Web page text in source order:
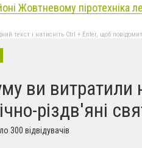
Жовтневому піротехніка
текст і натисніть Ctrl + Enter, щоб
ви витратили
різдв'яні
300 відвідувачів